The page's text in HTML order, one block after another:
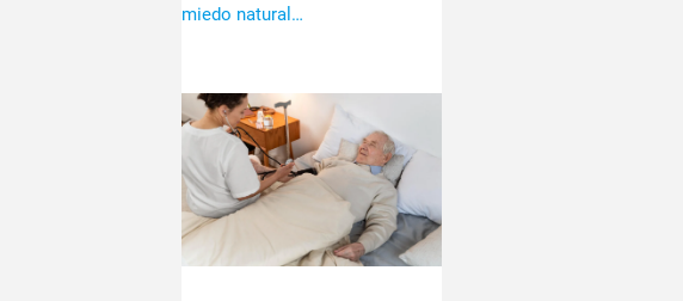
miedo natural…